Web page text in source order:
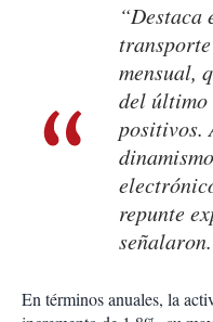
“Destaca
mensual,
del último
positivos.
repunte
señalaron.
En términos anuales, la